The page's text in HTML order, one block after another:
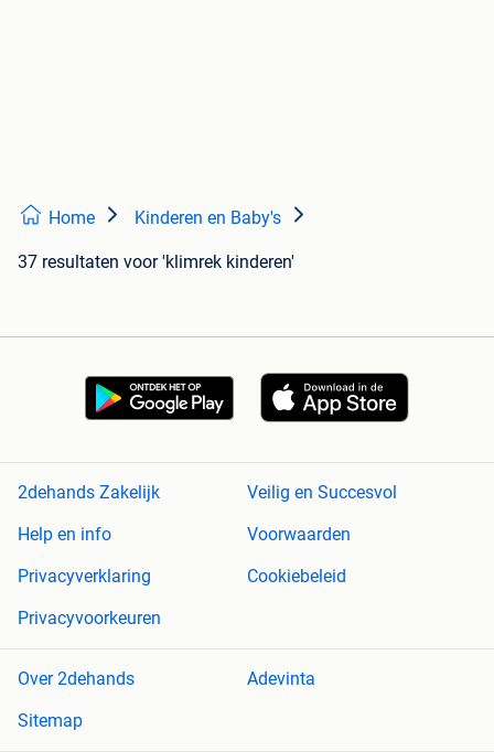
Home Kinderen en Baby's
37 resultaten voor 'klimrek kinderen'
2dehands Zakelijk
Veilig en Succesvol
Help en info
Voorwaarden
Privacyverklaring
Cookiebeleid
Privacyvoorkeuren
Over 2dehands
Adevinta
Sitemap